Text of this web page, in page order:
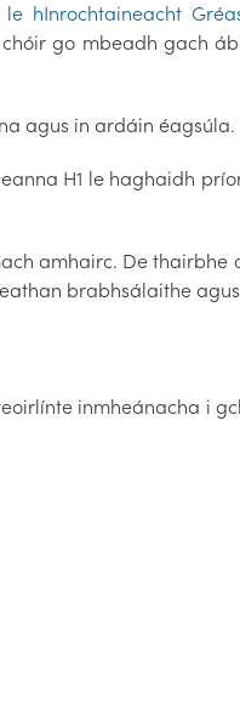
hInrochtaineacht
go mbeadh gach
agus in ardáin éagsúla.
H1 le haghaidh
amhairc. De thairbhe
brabhsálaithe
inmheánacha i